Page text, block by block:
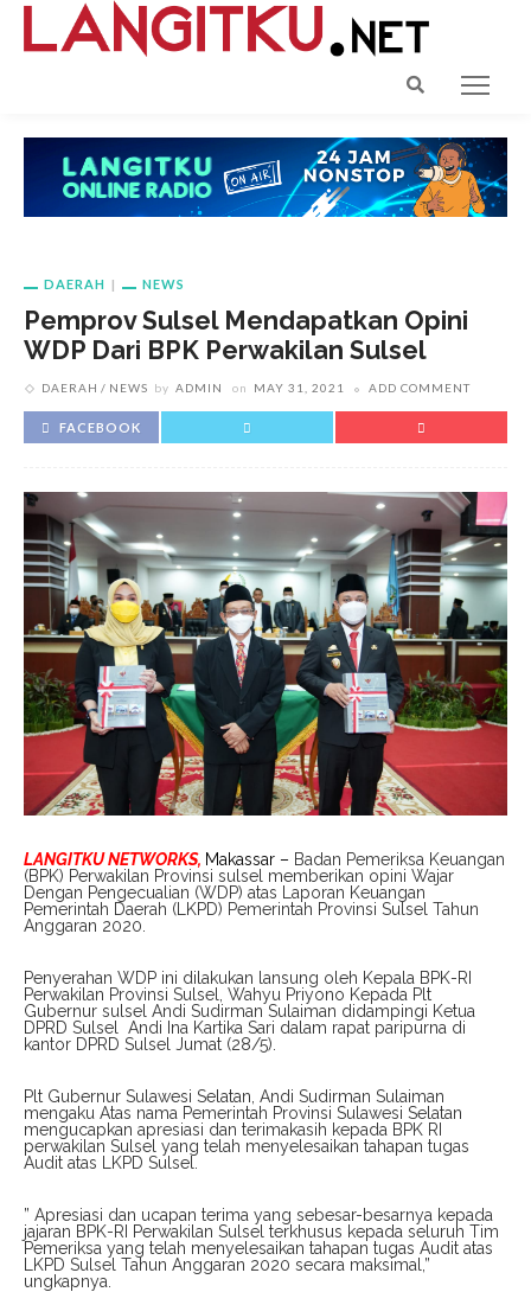
DAERAH NEWS
Pemprov Sulsel Mendapatkan Opini
WDP Dari BPK Perwakilan Sulsel
DAERAH NEWS by ADMIN on MAY 31, 2021 ADD COMMENT
FACEBOOK
LANGITKU NETWORKS, Makassar – Badan Pemeriksa Keuangan
(BPK) Perwakilan Provinsi sulsel memberikan opini Wajar
Dengan Pengecualian (WDP) atas Laporan Keuangan
Pemerintah Daerah (LKPD) Pemerintah Provinsi Sulsel Tahun
Anggaran 2020.
Penyerahan WDP ini dilakukan lansung oleh Kepala BPK-RI
Perwakilan Provinsi Sulsel, Wahyu Priyono Kepada Plt
Gubernur sulsel Andi Sudirman Sulaiman didampingi Ketua
DPRD Sulsel Andi Ina Kartika Sari dalam rapat paripurna di
kantor DPRD Sulsel Jumat (28/5).
Plt Gubernur Sulawesi Selatan, Andi Sudirman Sulaiman
mengaku Atas nama Pemerintah Provinsi Sulawesi Selatan
mengucapkan apresiasi dan terimakasih kepada BPK RI
perwakilan Sulsel yang telah menyelesaikan tahapan tugas
Audit atas LKPD Sulsel.
” Apresiasi dan ucapan terima yang sebesar-besarnya kepada
jajaran BPK-RI Perwakilan Sulsel terkhusus kepada seluruh Tim
Pemeriksa yang telah menyelesaikan tahapan tugas Audit atas
LKPD Sulsel Tahun Anggaran 2020 secara maksimal,”
ungkapnya.